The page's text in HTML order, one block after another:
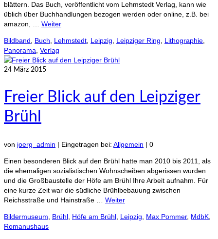
blättern. Das Buch, veröffentlicht vom Lehmstedt Verlag, kann wie
üblich über Buchhandlungen bezogen werden oder online, z.B. bei
amazon, … Weiter
Bildband Buch Lehmstedt Leipzig Leipziger Ring Lithographie
Panorama Verlag
24 März 2015
Freier Blick auf den Leipziger
Brühl
von joerg_admin | Eingetragen bei: Allgemein | 0
Einen besonderen Blick auf den Brühl hatte man 2010 bis 2011, als
die ehemaligen sozialistischen Wohnscheiben abgerissen wurden
und die Großbaustelle der Höfe am Brühl Ihre Arbeit aufnahm. Für
eine kurze Zeit war die südliche Brühlbebauung zwischen
Reichsstraße und Hainstraße … Weiter
Bildermuseum Brühl Höfe am Brühl Leipzig Max Pommer, MdbK
Romanushaus